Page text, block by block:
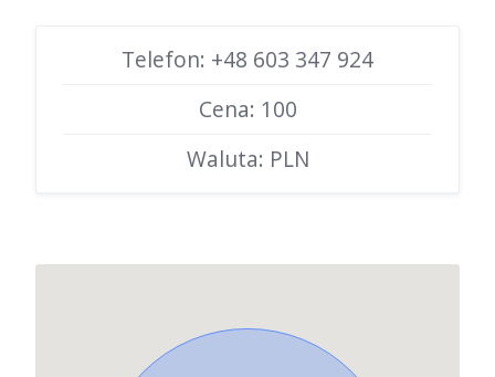
Telefon: +48 603 347 924
Cena: 100
Waluta: PLN